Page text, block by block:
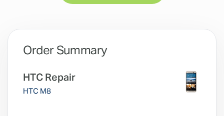
Order Summary
HTC Repair
HTC M8